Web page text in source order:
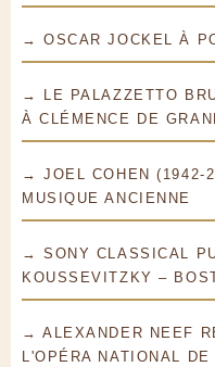
→ OSCAR JOCKEL À
→ LE PALAZZETTO
À CLÉMENCE DE
→ JOEL COHEN (1942-
MUSIQUE ANCIENNE
→ SONY CLASSICAL
KOUSSEVITZKY –
→ ALEXANDER NEEF
L'OPÉRA NATIONAL